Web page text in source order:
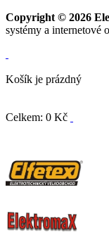
Copyright © 2026
systémy a internetové
Košík je prázdný
Celkem: 0 Kč